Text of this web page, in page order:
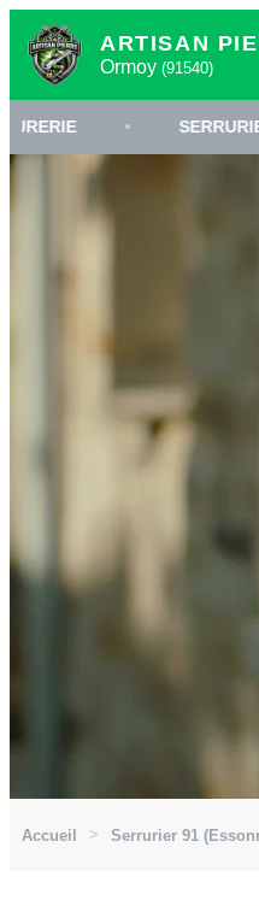
ARTISAN
Ormoy (91540)
• SERRURIER À ORMOY
Accueil Serrurier 91